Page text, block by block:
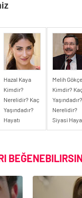
Hazal Kaya
Kimdir?
Nerelidir? Kaç
Yaşındadır?
Hayatı
Melih
Kimdir?
Yaşındadır?
Nerelidir?
Siyasi